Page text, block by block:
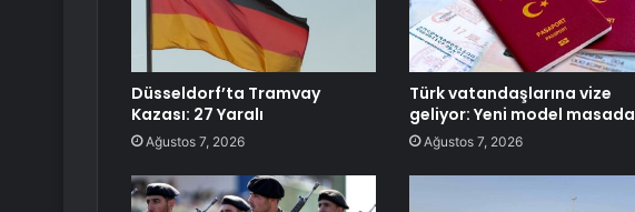
Düsseldorf’ta Tramvay
Kazası: 27 Yaralı
Ağustos 7, 2026
Türk vatandaşlarına vize
geliyor: Yeni model masada
Ağustos 7, 2026